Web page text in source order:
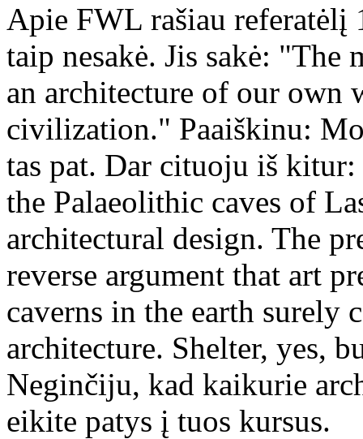
Apie FWL rašiau
taip nesakė. Jis sakė: "The
an architecture of our own
civilization." Paaiškinu:
tas pat. Dar cituoju iš
the Palaeolithic caves of
architectural design. The
reverse argument that art
caverns in the earth surely
architecture. Shelter, yes,
Neginčiju, kad kaikurie
eikite patys į tuos kursus.